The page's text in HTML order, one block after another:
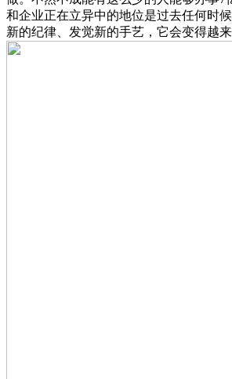
和企业正在立异中的地位是过去任何时
新的纪律、发觉新的手艺，它会变得越